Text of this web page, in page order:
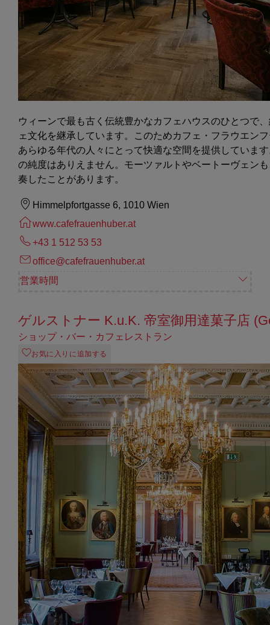
ウィーンで最も古く伝統豊かなカフェハウスのひとつで
ェ文化を継承しています。このためカフェ・フラウエン
あらゆる年代の人々にとって快適な空間を提供していま
の純度はありえません。モーツァルトやベートーヴェン
奏したことがあります。
Himmelpfortgasse 6, 1010 Wien
www.cafefrauenhuber.at
+43 1 512 53 53
office@cafefrauenhuber.at
営業時間
ゲルストナー K.u.K. 帝室御用達菓子店
ショップ・バー・カフェレストラン
お気に入りに追加する